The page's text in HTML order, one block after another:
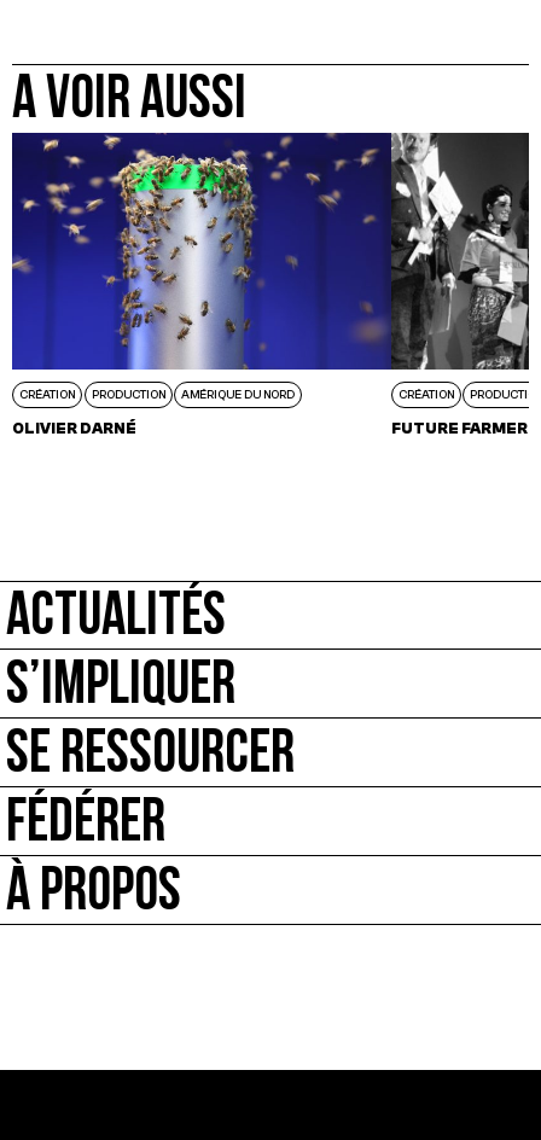
A VOIR AUSSI
CRÉATION PRODUCTION AMÉRIQUE DU NORD
OLIVIER DARNÉ
CRÉATION
FUTURE FARMERS
ACTUALITÉS
S’IMPLIQUER
SE RESSOURCER
FÉDÉRER
À PROPOS